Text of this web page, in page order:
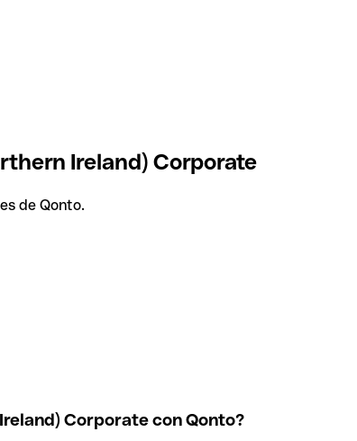
Ireland) Corporate
de Qonto.
Corporate con Qonto?